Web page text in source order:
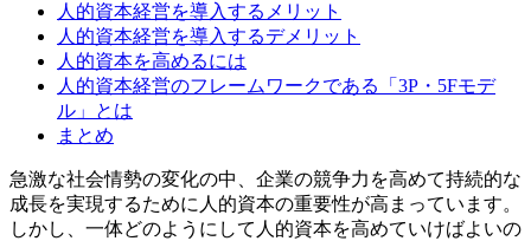
人的資本経営を導入するメリット
人的資本経営を導入するデメリット
人的資本を高めるには
人的資本経営のフレームワークである「3P・5Fモデ
ル」とは
まとめ
急激な社会情勢の変化の中、企業の競争力を高めて持続的な
成長を実現するために人的資本の重要性が高まっています。
しかし、一体どのようにして人的資本を高めていけばよいの